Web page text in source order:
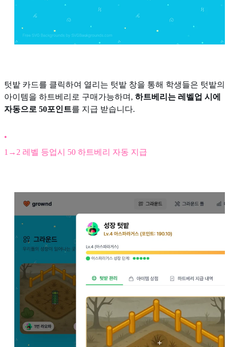
텃밭 카드를 클릭하여 열리는 텃밭 창을 통해 학생들은 텃밭의
아이템을 하트베리로 구매가능하며, 하트베리는 레벨업 시에
자동으로 50포인트를 지급 받습니다.
•
1→2 레벨 등업시 50 하트베리 자동 지급